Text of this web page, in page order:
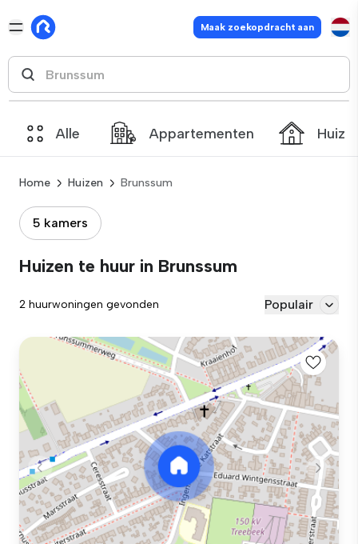
Maak zoekopdracht aan
Alle Appartementen
Home Huizen Brunssum
5 kamers
Huizen te huur in Brunssum
2 huurwoningen gevonden Populair